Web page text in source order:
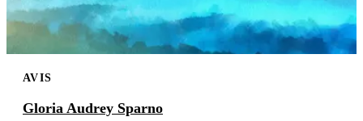
AVIS
Gloria Audrey Sparno